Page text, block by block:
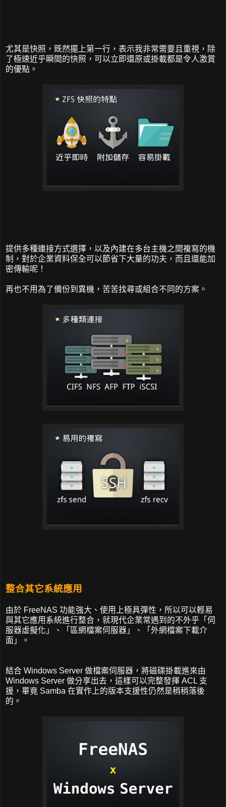
尤其是快照，既然擺上第一行，表示我非常需要且重視，除
了極速近乎瞬間的快照，可以立即還原或掛載都是令人激賞
的優點。
提供多種連接方式選擇，以及內建在多台主機之間複寫的機
制，對於企業資料保全可以節省下大量的功夫，而且還能加
密傳輸呢！
再也不用為了備份到異機，苦苦找尋或組合不同的方案。
整合其它系統應用
由於 FreeNAS 功能強大、使用上極具彈性，所以可以輕易
與其它應用系統進行整合，就現代企業常遇到的不外乎「伺
服器虛擬化」、「區網檔案伺服器」、「外網檔案下載介
面」。
結合 Windows Server 做檔案伺服器，將磁碟掛載進來由
Windows Server 做分享出去，這樣可以完整發揮 ACL 支
援，畢竟 Samba 在實作上的版本支援性仍然是稍稍落後
的。